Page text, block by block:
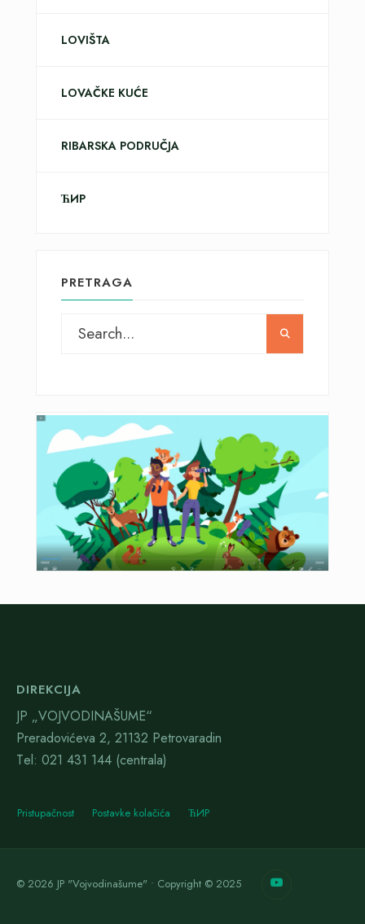
LOVIŠTA
LOVAČKE KUĆE
RIBARSKA PODRUČJA
ЋИР
PRETRAGA
DIREKCIJA
JP „VOJVODINAŠUME“
Preradovićeva 2, 21132 Petrovaradin
Тel: 021 431 144 (centrala)
Pristupačnost Postavke kolačića ЋИР
© 2026 JP "Vojvodinašume" • Copyright © 2025